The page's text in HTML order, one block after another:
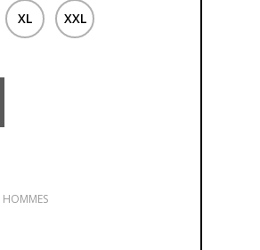
XL XXL
HOMMES